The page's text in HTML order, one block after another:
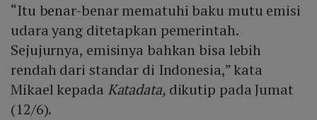
“Itu benar-benar mematuhi baku mutu emisi
udara yang ditetapkan pemerintah.
Sejujurnya, emisinya bahkan bisa lebih
rendah dari standar di Indonesia,” kata
Mikael kepada Katadata, dikutip pada Jumat
(12/6).